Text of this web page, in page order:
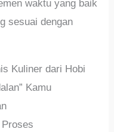
waktu yang baik
sesuai dengan
Kuliner dari Hobi
Kamu